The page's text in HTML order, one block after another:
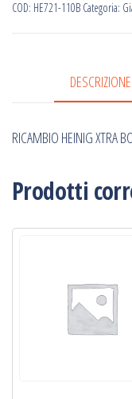
BOCCOLA
COD: HE721-110B Categoria:
DESCRIZIONE
RICAMBIO HEINIG XTRA
Prodotti